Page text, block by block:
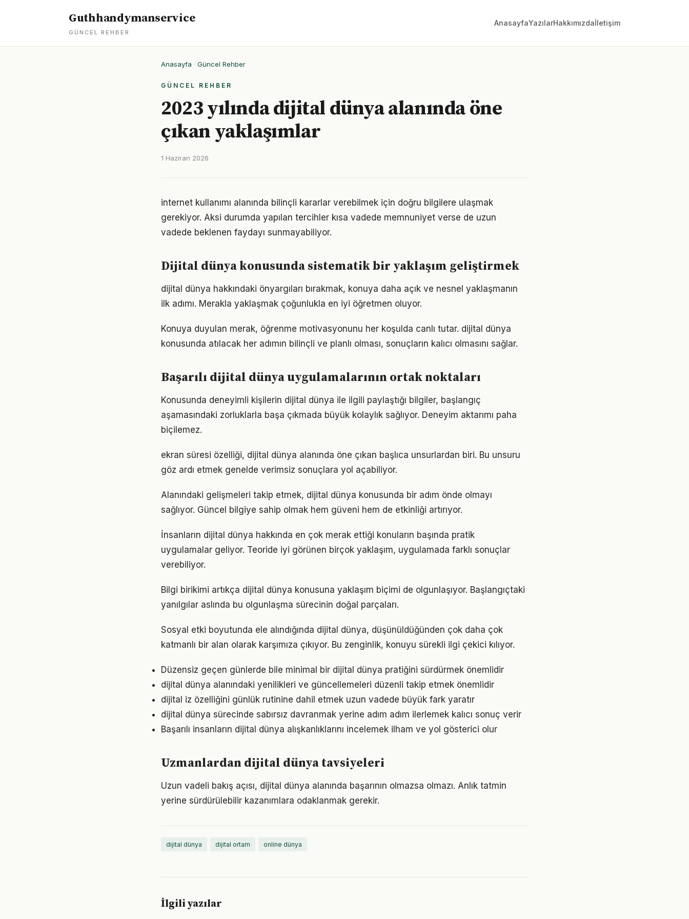
Guthhandymanservice
GÜNCEL REHBER
AnasayfaYazılarHakkımızdaİletişim
Anasayfa · Güncel Rehber
GÜNCEL REHBER
2023 yılında dijital dünya alanında öne
çıkan yaklaşımlar
1 Haziran 2026
internet kullanımı alanında bilinçli kararlar verebilmek için doğru bilgilere ulaşmak
gerekiyor. Aksi durumda yapılan tercihler kısa vadede memnuniyet verse de uzun
vadede beklenen faydayı sunmayabiliyor.
Dijital dünya konusunda sistematik bir yaklaşım geliştirmek
dijital dünya hakkındaki önyargıları bırakmak, konuya daha açık ve nesnel yaklaşmanın
ilk adımı. Merakla yaklaşmak çoğunlukla en iyi öğretmen oluyor.
Konuya duyulan merak, öğrenme motivasyonunu her koşulda canlı tutar. dijital dünya
konusunda atılacak her adımın bilinçli ve planlı olması, sonuçların kalıcı olmasını sağlar.
Başarılı dijital dünya uygulamalarının ortak noktaları
Konusunda deneyimli kişilerin dijital dünya ile ilgili paylaştığı bilgiler, başlangıç
aşamasındaki zorluklarla başa çıkmada büyük kolaylık sağlıyor. Deneyim aktarımı paha
biçilemez.
ekran süresi özelliği, dijital dünya alanında öne çıkan başlıca unsurlardan biri. Bu unsuru
göz ardı etmek genelde verimsiz sonuçlara yol açabiliyor.
Alanındaki gelişmeleri takip etmek, dijital dünya konusunda bir adım önde olmayı
sağlıyor. Güncel bilgiye sahip olmak hem güveni hem de etkinliği artırıyor.
İnsanların dijital dünya hakkında en çok merak ettiği konuların başında pratik
uygulamalar geliyor. Teoride iyi görünen birçok yaklaşım, uygulamada farklı sonuçlar
verebiliyor.
Bilgi birikimi artıkça dijital dünya konusuna yaklaşım biçimi de olgunlaşıyor. Başlangıçtaki
yanılgılar aslında bu olgunlaşma sürecinin doğal parçaları.
Sosyal etki boyutunda ele alındığında dijital dünya, düşünüldüğünden çok daha çok
katmanlı bir alan olarak karşımıza çıkıyor. Bu zenginlik, konuyu sürekli ilgi çekici kılıyor.
Düzensiz geçen günlerde bile minimal bir dijital dünya pratiğini sürdürmek önemlidir
dijital dünya alanındaki yenilikleri ve güncellemeleri düzenli takip etmek önemlidir
dijital iz özelliğini günlük rutinine dahil etmek uzun vadede büyük fark yaratır
dijital dünya sürecinde sabırsız davranmak yerine adım adım ilerlemek kalıcı sonuç verir
Başarılı insanların dijital dünya alışkanlıklarını incelemek ilham ve yol gösterici olur
Uzmanlardan dijital dünya tavsiyeleri
Uzun vadeli bakış açısı, dijital dünya alanında başarının olmazsa olmazı. Anlık tatmin
yerine sürdürülebilir kazanımlara odaklanmak gerekir.
dijital dünya dijital ortam online dünya
İlgili yazılar